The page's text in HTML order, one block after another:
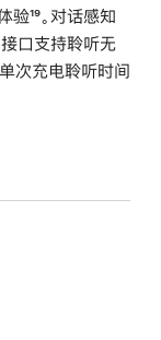
验脚
注
¹⁹。对话感知
口支持聆听无
单次充电聆听时间